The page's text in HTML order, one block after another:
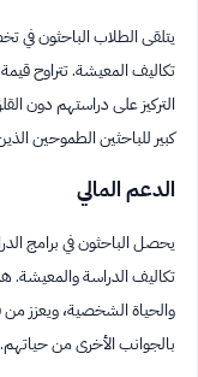
يتلقى الطلاب الباحثون
تكاليف المعيشة. تتراوح
التركيز على دراستهم دون
كبير للباحثين الطموحين
الدعم المالي
يحصل الباحثون في برامج
تكاليف الدراسة والمعيشة.
والحياة الشخصية، ويعزز
بالجوانب الأخرى من حياتهم.